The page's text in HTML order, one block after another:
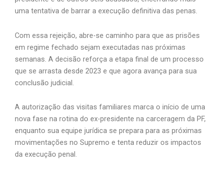
uma tentativa de barrar a execução definitiva das penas.
Com essa rejeição, abre-se caminho para que as prisões
em regime fechado sejam executadas nas próximas
semanas. A decisão reforça a etapa final de um processo
que se arrasta desde 2023 e que agora avança para sua
conclusão judicial.
A autorização das visitas familiares marca o início de uma
nova fase na rotina do ex-presidente na carceragem da PF,
enquanto sua equipe jurídica se prepara para as próximas
movimentações no Supremo e tenta reduzir os impactos
da execução penal.